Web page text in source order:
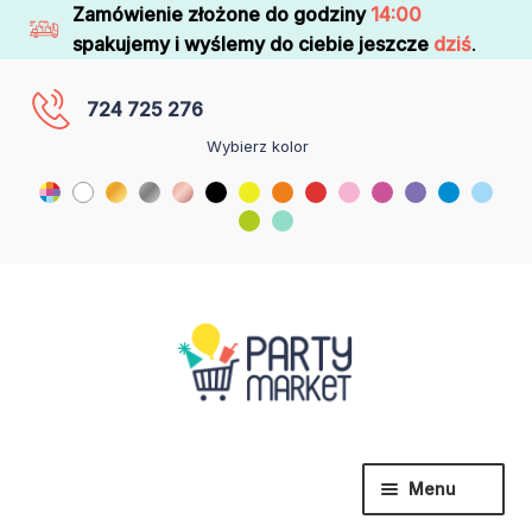
Zamówienie złożone do godziny 14:00
spakujemy i wyślemy do ciebie jeszcze dziś.
724 725 276
Wybierz kolor
Menu